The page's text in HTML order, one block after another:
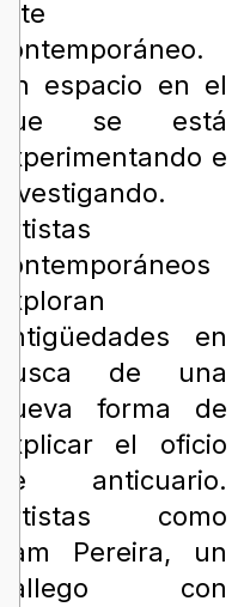
espacio en el
se está
e
en
de una
forma de
el oficio
anticuario.
como
Pereira, un
con